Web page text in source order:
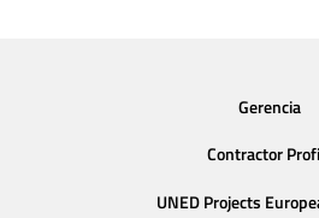
Gerencia
Contractor
UNED Projects